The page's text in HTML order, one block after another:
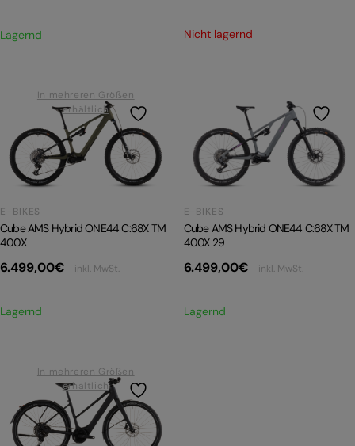
Lagernd Nicht lagernd
In mehreren Größen
erhältlich
E-BIKES
Cube AMS Hybrid ONE44 C:68X TM
400X
6.499,00€ inkl. MwSt.
Lagernd
E-BIKES
Cube AMS Hybrid ONE44 C:68X TM
400X 29
6.499,00€ inkl. MwSt.
Lagernd
In mehreren Größen
erhältlich